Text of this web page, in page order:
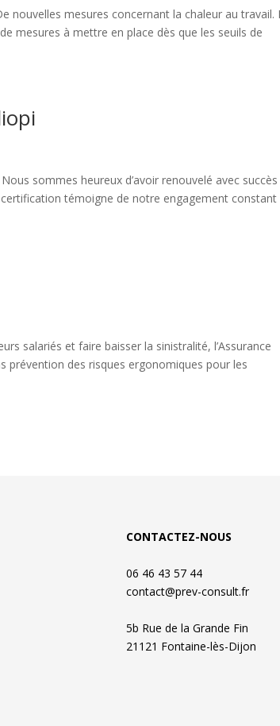
nouvelles mesures concernant la chaleur au travail.
mesures à mettre en place dès que les seuils de
sommes heureux d’avoir renouvelé avec succès
témoigne de notre engagement constant
salariés et faire baisser la sinistralité, l’Assurance
des risques ergonomiques pour les
CONTACTEZ-NOUS
06 46 43 57 44
contact@prev-consult.fr
5b Rue de la Grande Fin
21121 Fontaine-lès-Dijon